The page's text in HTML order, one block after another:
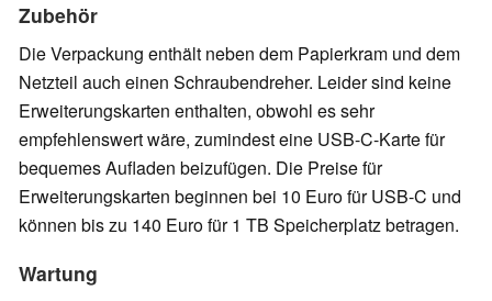
Zubehör
Die Verpackung enthält neben dem Papierkram und dem
Netzteil auch einen Schraubendreher. Leider sind keine
Erweiterungskarten enthalten, obwohl es sehr
empfehlenswert wäre, zumindest eine USB-C-Karte für
bequemes Aufladen beizufügen. Die Preise für
Erweiterungskarten beginnen bei 10 Euro für USB-C und
können bis zu 140 Euro für 1 TB Speicherplatz betragen.
Wartung